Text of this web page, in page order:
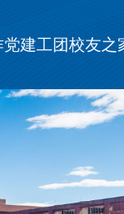
党建工团校友之